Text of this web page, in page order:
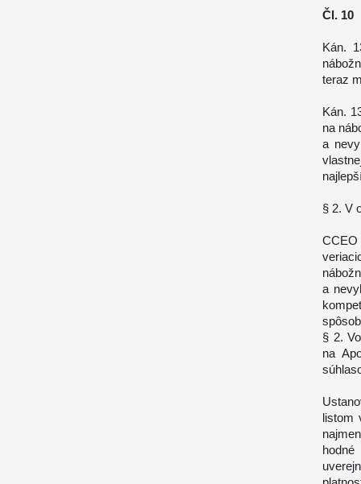
Čl. 10
Kán.
teraz
Kán.
na
a
§ 2. V
a
§ 2.
na
listom